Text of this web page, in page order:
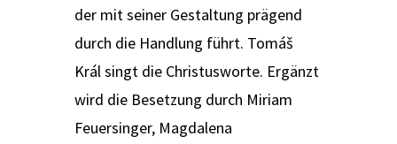
der mit seiner Gestaltung prägend
durch die Handlung führt. Tomáš
Král singt die Christusworte. Ergänzt
wird die Besetzung durch Miriam
Feuersinger, Magdalena